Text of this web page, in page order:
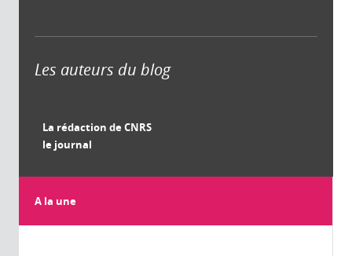
Les auteurs du blog
La rédaction de CNRS
le journal
A la une